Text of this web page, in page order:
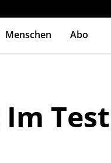
Menschen Abo